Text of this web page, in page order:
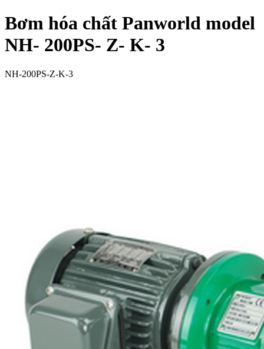
Bơm hóa chất Panworld model
NH- 200PS- Z- K- 3
NH-200PS-Z-K-3